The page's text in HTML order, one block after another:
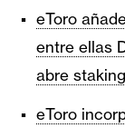
eToro
entre ellas
abre
eToro